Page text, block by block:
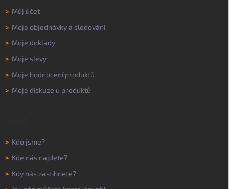
> Můj účet
> Moje objednávky a sledování
> Moje doklady
> Moje slevy
> Moje hodnocení produktů
> Moje diskuze u produktů
> Kdo jsme?
> Kde nás najdete?
> Kdy nás zastihnete?